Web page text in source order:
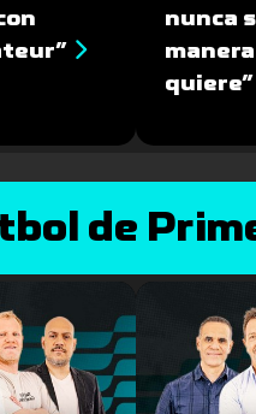
nunca
quiere”
de